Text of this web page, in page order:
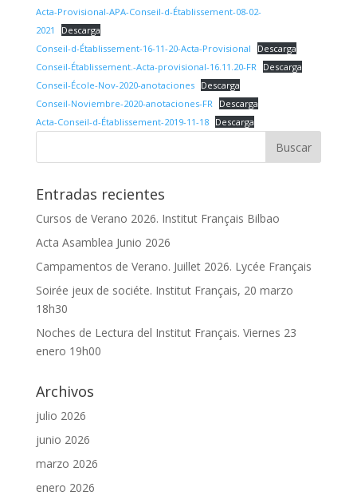
Acta-Provisional-APA-Conseil-d-Établissement-08-02-
2021
Descarga
Conseil-d-Établissement-16-11-20-Acta-Provisional
Descarga
Conseil-Établissement.-Acta-provisional-16.11.20-FR
Descarga
Conseil-École-Nov-2020-anotaciones
Descarga
Conseil-Noviembre-2020-anotaciones-FR
Descarga
Acta-Conseil-d-Établissement-2019-11-18
Descarga
Entradas recientes
Cursos de Verano 2026. Institut Français Bilbao
Acta Asamblea Junio 2026
Campamentos de Verano. Juillet 2026. Lycée Français
Soirée jeux de sociéte. Institut Français, 20 marzo
18h30
Noches de Lectura del Institut Français. Viernes 23
enero 19h00
Archivos
julio 2026
junio 2026
marzo 2026
enero 2026